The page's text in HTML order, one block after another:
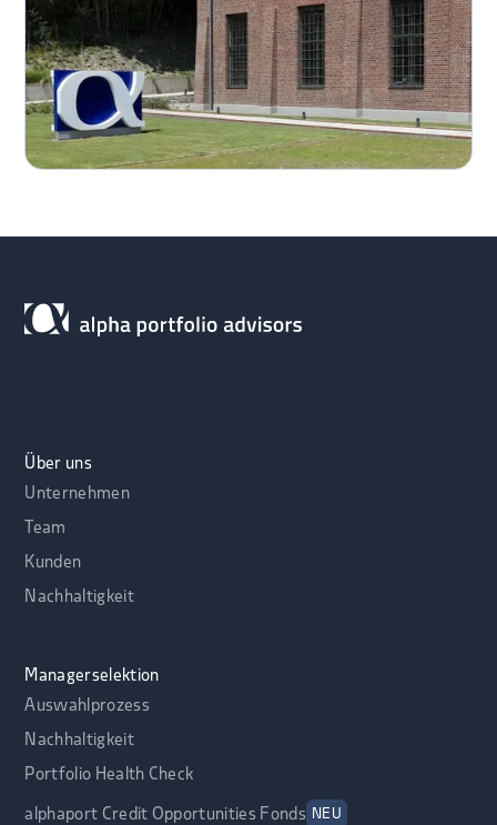
Über uns
Unternehmen
Team
Kunden
Nachhaltigkeit
Managerselektion
Auswahlprozess
Nachhaltigkeit
Portfolio Health Check
alphaport Credit Opportunities Fonds NEU